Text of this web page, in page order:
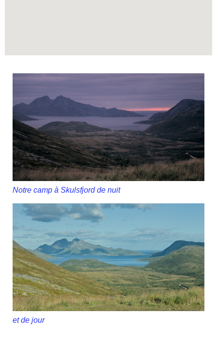
Notre camp à Skulsfjord de nuit
et de jour